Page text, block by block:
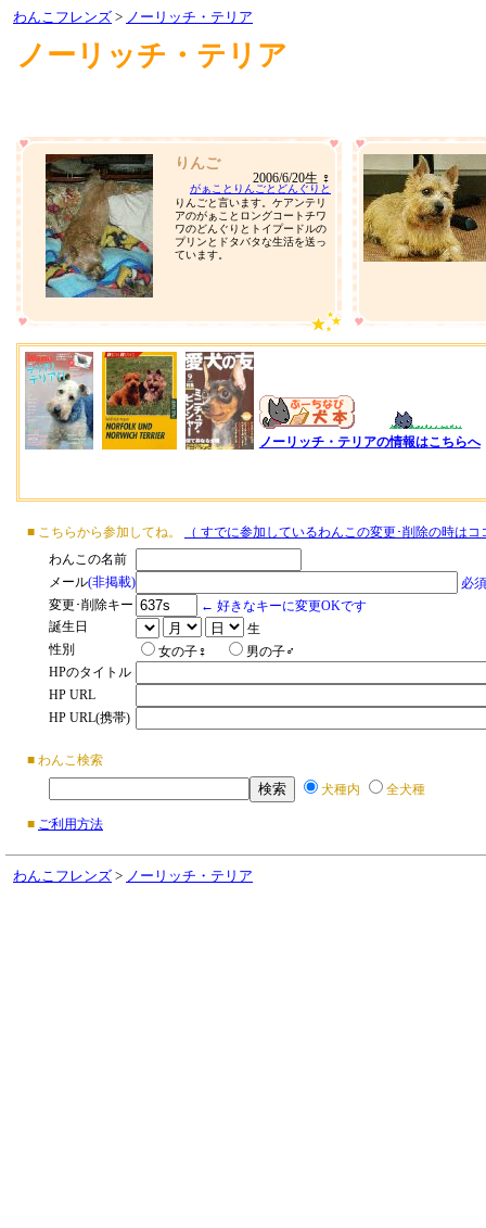
わんこフレンズ > ノーリッチ・テリア
ノーリッチ・テリア
りんご
2006/6/20生 ♀
がぁことりんごとどんぐりと
りんごと言います。ケアンテリ
アのがぁことロングコートチワ
ワのどんぐりとトイプードルの
プリンとドタバタな生活を送っ
ています。
ノーリッチ・テリアの情報はこちらへ
■ こちらから参加してね。
（ すでに参加しているわんこの変更･削除の時は
わんこの名前
メール(非掲載)
必須
変更･削除キー
← 好きなキーに変更OKです
誕生日
生
性別
女の子♀
男の子♂
HPのタイトル
HP URL
HP URL(携帯)
■ わんこ検索
犬種内
全犬種
■ ご利用方法
わんこフレンズ > ノーリッチ・テリア